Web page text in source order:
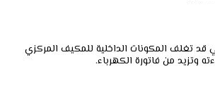
قد تغلف المكونات الداخلية للمكيف المركزي
وتزيد من فاتورة الكهرباء.